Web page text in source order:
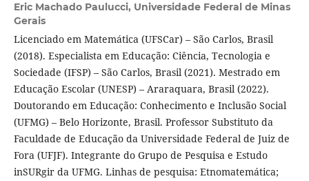
Eric Machado Paulucci, Universidade Federal de Minas
Gerais
Licenciado em Matemática (UFSCar) – São Carlos, Brasil
(2018). Especialista em Educação: Ciência, Tecnologia e
Sociedade (IFSP) – São Carlos, Brasil (2021). Mestrado em
Educação Escolar (UNESP) – Araraquara, Brasil (2022).
Doutorando em Educação: Conhecimento e Inclusão Social
(UFMG) – Belo Horizonte, Brasil. Professor Substituto da
Faculdade de Educação da Universidade Federal de Juiz de
Fora (UFJF). Integrante do Grupo de Pesquisa e Estudo
inSURgir da UFMG. Linhas de pesquisa: Etnomatemática;